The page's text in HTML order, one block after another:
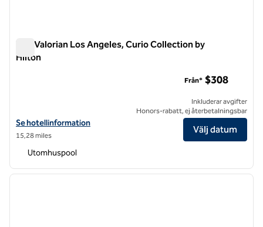
The Valorian Los Angeles, Curio Collection by
Hilton
Visa hotelluppgifter för The Valorian Los Angeles, Curio Collection
Se hotellinformation
15,28 miles
Från* $308
Inkluderar avgifter
Honors-rabatt, ej återbetalningsbar
Välj datum
Utomhuspool
1 av 12
nästa